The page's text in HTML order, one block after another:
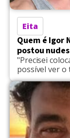
Eita
Quem é Igor
postou
"Precisei
possível ver o